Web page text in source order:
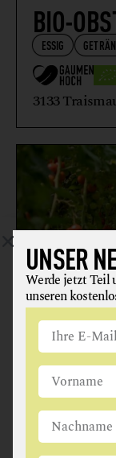
BIO-
ESSIG
3133
BIOHOF
UNSER
Werde jetzt Teil
unseren